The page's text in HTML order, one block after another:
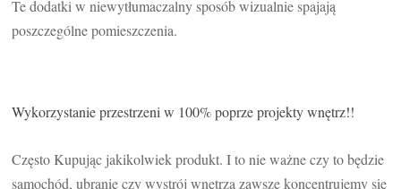
Te dodatki w niewytłumaczalny sposób wizualnie spajają
poszczególne pomieszczenia.
Wykorzystanie przestrzeni w 100% poprze projekty wnętrz!!
Często Kupując jakikolwiek produkt. I to nie ważne czy to będzie
samochód, ubranie czy wystrój wnętrza zawsze koncentrujemy się